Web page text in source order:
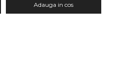
Adauga in cos